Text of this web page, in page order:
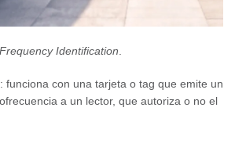
Identification
funciona con una tarjeta o tag que emite un
a un lector, que autoriza o no el